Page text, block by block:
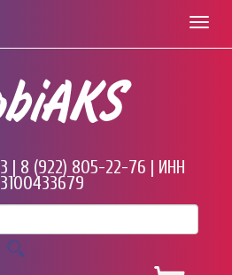
| 8 (922) 805-22-76 | ИНН